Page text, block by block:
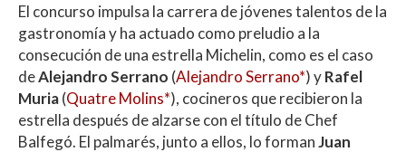
El concurso impulsa la carrera de jóvenes talentos de la
gastronomía y ha actuado como preludio a la
consecución de una estrella Michelin, como es el caso
deAlejandro Serrano (Alejandro Serrano*) yRafel
Muria(Quatre Molins*), cocineros que recibieron la
estrella después de alzarse con el título de Chef
Balfegó. El palmarés, junto a ellos, lo formanJuan